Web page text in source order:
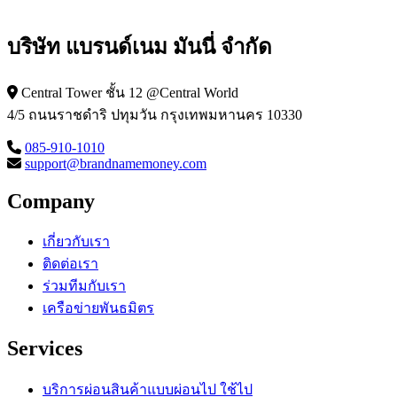
บริษัท แบรนด์เนม มันนี่ จำกัด
Central Tower ชั้น 12 @Central World
4/5 ถนนราชดำริ ปทุมวัน กรุงเทพมหานคร 10330
085-910-1010
support@brandnamemoney.com
Company
เกี่ยวกับเรา
ติดต่อเรา
ร่วมทีมกับเรา
เครือข่ายพันธมิตร
Services
บริการผ่อนสินค้าแบบผ่อนไป ใช้ไป